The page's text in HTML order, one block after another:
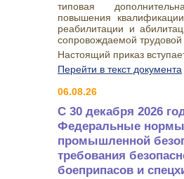
типовая
повышения
реабилитации и
сопровождаемой
Настоящий приказ
Перейти в текст документа
06.08.26
С 30 декабря 2026
Федеральные нормы
промышленной
требования
боеприпасов и